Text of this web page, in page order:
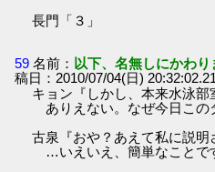
長門「３」
59 名前： 以下、名無しにかわ
稿日：2010/07/04(日)
キョン『しかし、本来水泳
ありえない。なぜ今日この
古泉『おや？あえて私に説明
…いえいえ、簡単なことで